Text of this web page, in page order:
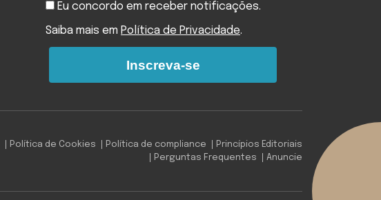
Eu concordo em receber notificações.
Saiba mais em Política de Privacidade.
Inscreva-se
Política de Cookies Política de compliance
Princípios Editoriais
Perguntas Frequentes
Anuncie